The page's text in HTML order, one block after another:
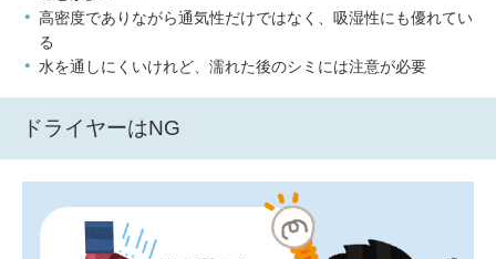
高密度でありながら通気性だけではなく、吸湿性にも優れてい
る
水を通しにくいけれど、濡れた後のシミには注意が必要
ドライヤーはNG